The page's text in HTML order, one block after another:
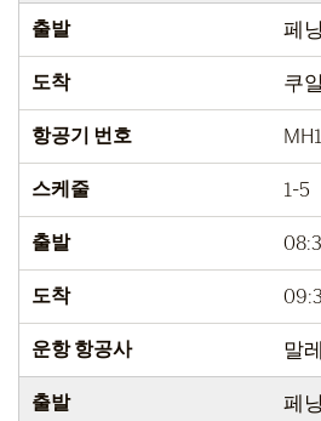
출발 페
도착 쿠
항공기 번호
스케줄 1-5
출발
도착
운항 항공사 말
출발 페